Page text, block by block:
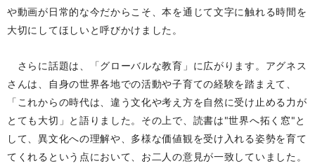
や動画が日常的な今だからこそ、本を通じて文字に触れる時間を
大切にしてほしいと呼びかけました。
さらに話題は、「グローバルな教育」に広がります。アグネス
さんは、自身の世界各地での活動や子育ての経験を踏まえて、
「これからの時代は、違う文化や考え方を自然に受け止める力が
とても大切」と語りました。その上で、読書は"世界へ拓く窓"と
して、異文化への理解や、多様な価値観を受け入れる姿勢を育て
てくれるという点において、お二人の意見が一致していました。